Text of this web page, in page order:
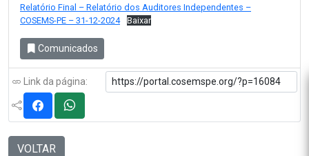
Relatório Final – Relatório dos Auditores Independentes –
COSEMS-PE – 31-12-2024
Baixar
Comunicados
Link da página:
VOLTAR